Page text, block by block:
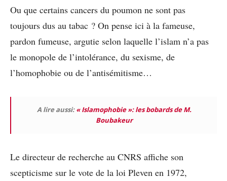
Ou que certains cancers du poumon ne sont pas
toujours dus au tabac ? On pense ici à la fameuse,
pardon fumeuse, argutie selon laquelle l’islam n’a pas
le monopole de l’intolérance, du sexisme, de
l’homophobie ou de l’antisémitisme…
A lire aussi:« Islamophobie »: les bobards de M.
Boubakeur
Le directeur de recherche au CNRS affiche son
scepticisme sur le vote de la loi Pleven en 1972,